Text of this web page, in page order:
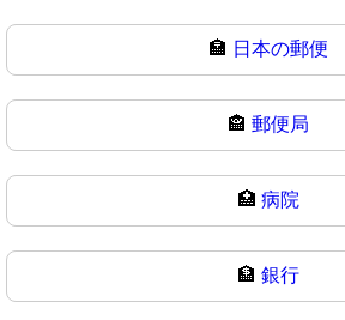
🏣 日本の郵便
🏤 郵便局
🏥 病院
🏦 銀行